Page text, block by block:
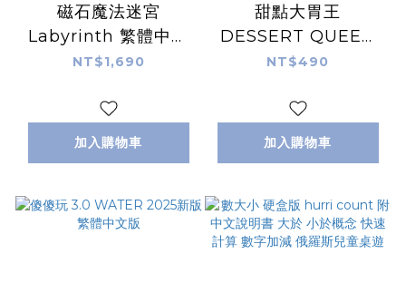
磁石魔法迷宮
Labyrinth 繁體中文
版
NT$1,690
加入購物車
甜點大胃王
DESSERT QUEEN
繁體中文版
NT$490
加入購物車